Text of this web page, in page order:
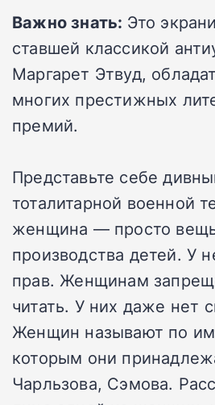
Важно знать: Это
ставшей классикой
Маргарет Этвуд,
многих престижных
премий.
Представьте себе
тоталитарной военной
женщина — просто
производства детей. У
прав. Женщинам
читать. У них даже нет
Женщин называют по
которым они
Чарльзова, Сэмова.